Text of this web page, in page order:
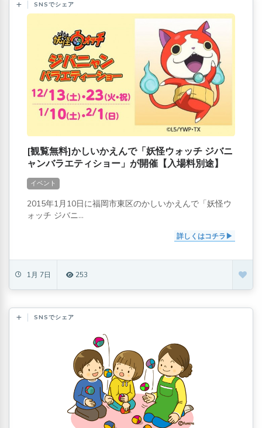
SNSでシェア
[観覧無料]かしいかえんで「妖怪ウォッチ ジバニ
ャンバラエティショー」が開催【入場料別途】
イベント
2015年1月10日に福岡市東区のかしいかえんで「妖怪ウ
ォッチ ジバニ...
詳しくはコチラ
1月 7日 253
SNSでシェア